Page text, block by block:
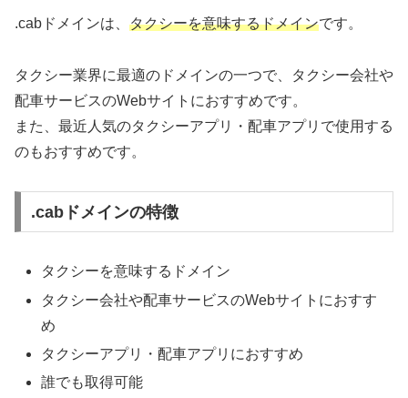
.cabドメインは、 タクシーを意味するドメインです。
タクシー業界に最適のドメインの一つで、タクシー会社や
配車サービスのWebサイトにおすすめです。
また、最近人気のタクシーアプリ・配車アプリで使用する
のもおすすめです。
.cabドメインの特徴
タクシーを意味するドメイン
タクシー会社や配車サービスのWebサイトにおすす
め
タクシーアプリ・配車アプリにおすすめ
誰でも取得可能